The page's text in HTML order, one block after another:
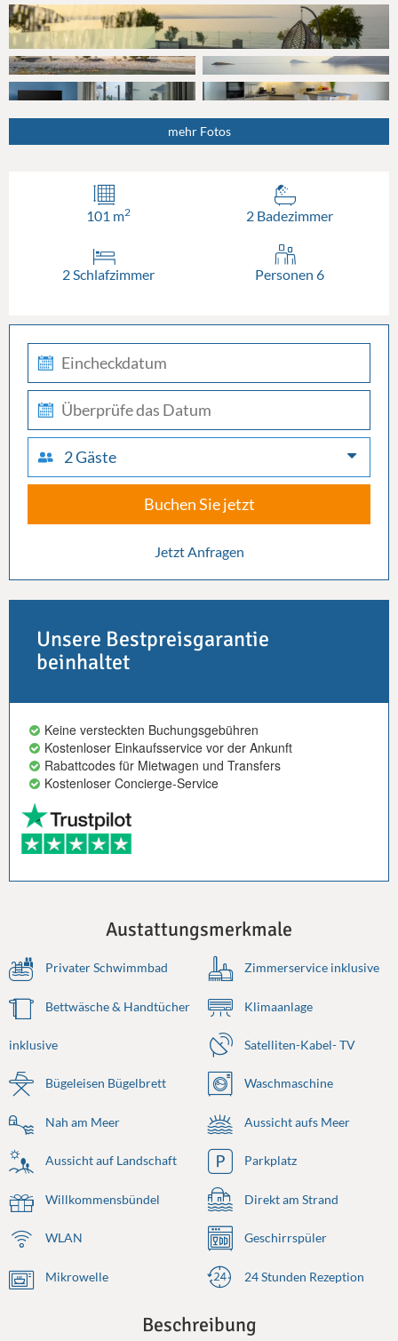
mehr Fotos
101 m2 2 Badezimmer
2 Schlafzimmer Personen 6
in
check-
out
2 Gäste
Buchen Sie jetzt
Jetzt Anfragen
Unsere Bestpreisgarantie
beinhaltet
Keine versteckten Buchungsgebühren
Kostenloser Einkaufsservice vor der Ankunft
Rabattcodes für Mietwagen und Transfers
Kostenloser Concierge-Service
Austattungsmerkmale
Privater Schwimmbad Zimmerservice inklusive
Bettwäsche & Handtücher
inklusive
Klimaanlage
Satelliten-Kabel- TV
Bügeleisen Bügelbrett Waschmaschine
Nah am Meer Aussicht aufs Meer
Aussicht auf Landschaft Parkplatz
Willkommensbündel Direkt am Strand
WLAN Geschirrspüler
Mikrowelle 24 Stunden Rezeption
Beschreibung